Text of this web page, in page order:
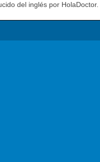
del inglés por HolaDoctor.